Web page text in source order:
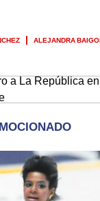
ALEJANDRA
a La República en